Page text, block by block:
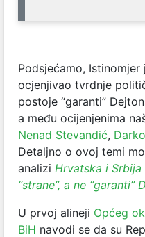
Podsjećamo,
ocjenjivao tvrdnje
postoje “garanti”
a među ocijenjenima
Nenad Stevandić,
Detaljno o ovoj temi
analizi Hrvatska i Srbija
“strane”, a ne
U prvoj alineji Općeg
BiH navodi se da su